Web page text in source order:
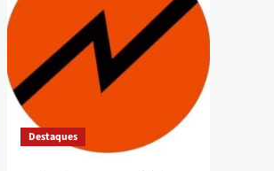
Destaques